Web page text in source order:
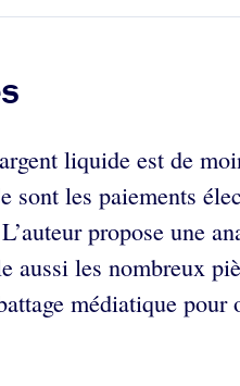
liquide est de
sont les paiements
propose une
aussi les nombreux
médiatique